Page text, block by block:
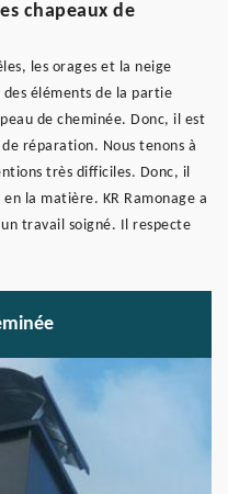
chapeaux de
les orages et la neige
éléments de la partie
de cheminée. Donc, il est
réparation. Nous tenons à
très difficiles. Donc, il
la matière. KR Ramonage a
travail soigné. Il respecte